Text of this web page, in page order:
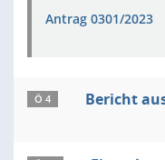
Antrag 0301/2023
Ö 4 Bericht